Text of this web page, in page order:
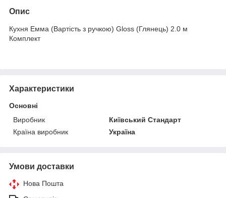
Опис
Кухня Емма (Вартість з ручкою) Gloss (Глянець) 2.0 м
Комплект
Характеристики
Основні
Виробник
Київський Стандарт
Країна виробник
Україна
Умови доставки
Нова Пошта